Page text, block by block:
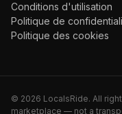
Conditions d'utilisation
Politique de
Politique des cookies
© 2026 LocalsRide. All
marketplace — not a